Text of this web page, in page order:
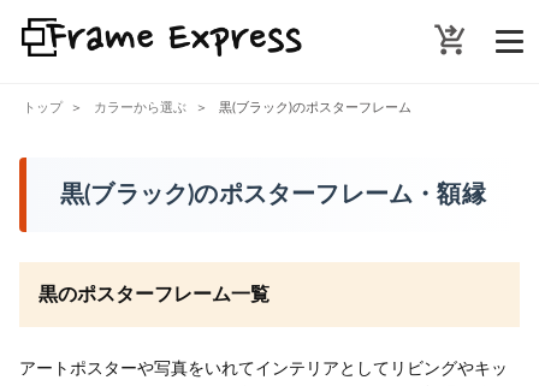
shopping_cart_checkout
トップ カラーから選ぶ 黒(ブラック)のポスターフレーム
黒(ブラック)のポスターフレーム・額縁
黒のポスターフレーム一覧
アートポスターや写真をいれてインテリアとしてリビングやキッ